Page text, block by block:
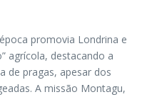
promovia Londrina e
agrícola, destacando a
de pragas, apesar dos
A missão Montagu,